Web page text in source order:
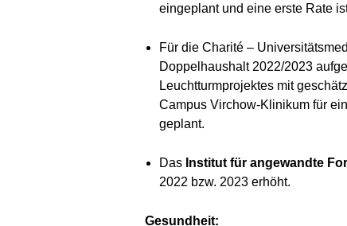
eingeplant und eine erste Rate
Für die Charité –
Doppelhaushalt 2022/2023
Leuchtturmprojektes mit
Campus Virchow-Klinikum für
geplant.
Das Institut für angewandte
2022 bzw. 2023 erhöht.
Gesundheit: